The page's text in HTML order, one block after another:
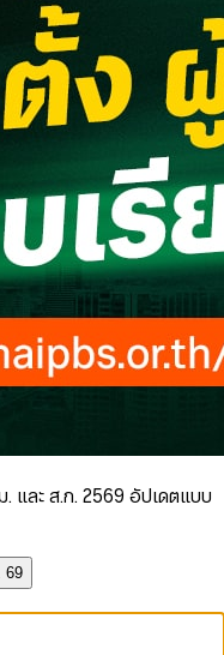
และ ส.ก. 2569 อัปเดตแบบ
69